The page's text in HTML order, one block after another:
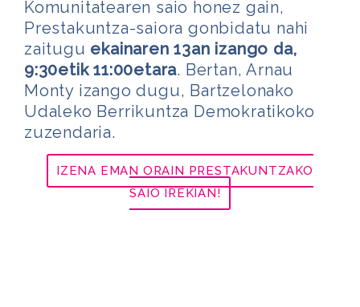
Komunitatearen saio honez gain,
Prestakuntza-saiora gonbidatu nahi
zaitugu ekainaren 13an izango da,
9:30etik 11:00etara. Bertan, Arnau
Monty izango dugu, Bartzelonako
Udaleko Berrikuntza Demokratikoko
zuzendaria.
IZENA EMAN ORAIN PRESTAKUNTZAKO
SAIO IREKIAN!